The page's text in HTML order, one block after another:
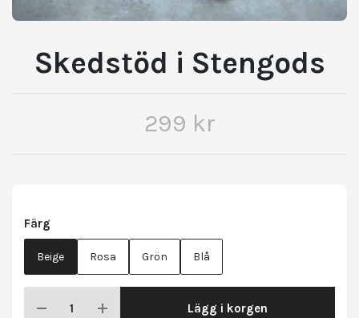
Skedstöd i Stengods
299 kr
Färg
Beige Rosa Grön Blå
Lägg i korgen